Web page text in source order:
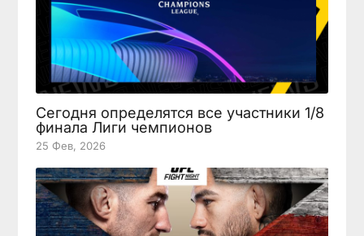
Сегодня определятся все участники 1/8
финала Лиги чемпионов
25 Фев, 2026